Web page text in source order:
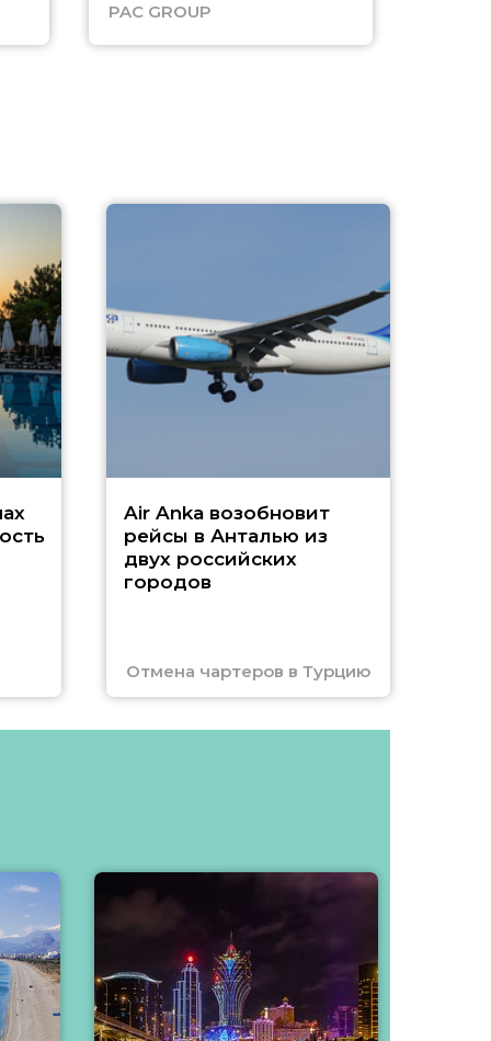
PAC GROUP
Air Anka возобновит
рейсы в Анталью из
двух российских
городов
Отмена чартеров в Турцию